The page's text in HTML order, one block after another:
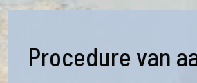
Procedure van